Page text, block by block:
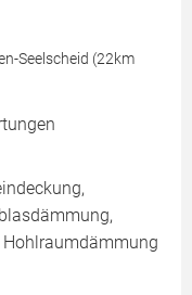
Seelscheid (22km